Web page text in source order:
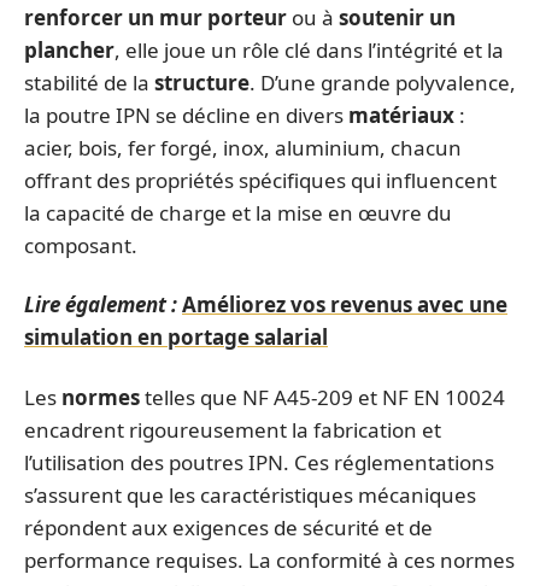
renforcer un mur porteur ou à soutenir un
plancher, elle joue un rôle clé dans l’intégrité et la
stabilité de la structure. D’une grande polyvalence,
la poutre IPN se décline en divers matériaux :
acier, bois, fer forgé, inox, aluminium, chacun
offrant des propriétés spécifiques qui influencent
la capacité de charge et la mise en œuvre du
composant.
Lire également :Améliorez vos revenus avec une
simulation en portage salarial
Les normestelles que NF A45-209 et NF EN 10024
encadrent rigoureusement la fabrication et
l’utilisation des poutres IPN. Ces réglementations
s’assurent que les caractéristiques mécaniques
répondent aux exigences de sécurité et de
performance requises. La conformité à ces normes